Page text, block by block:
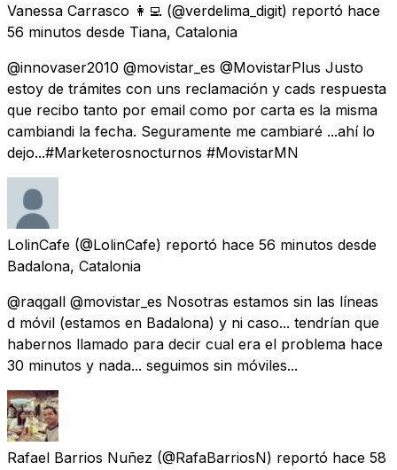
Vanessa Carrasco 👩‍💻 (@verdelima_digit) reportó hace
56 minutos desde Tiana, Catalonia
@innovaser2010 @movistar_es @MovistarPlus Justo
estoy de trámites con uns reclamación y cads respuesta
que recibo tanto por email como por carta es la misma
cambiandi la fecha. Seguramente me cambiaré ...ahí lo
dejo...#Marketerosnocturnos #MovistarMN
LolinCafe (@LolinCafe) reportó hace 56 minutos desde
Badalona, Catalonia
@raqgall @movistar_es Nosotras estamos sin las líneas
d móvil (estamos en Badalona) y ni caso... tendrían que
habernos llamado para decir cual era el problema hace
30 minutos y nada... seguimos sin móviles...
Rafael Barrios Nuñez (@RafaBarriosN) reportó hace 58